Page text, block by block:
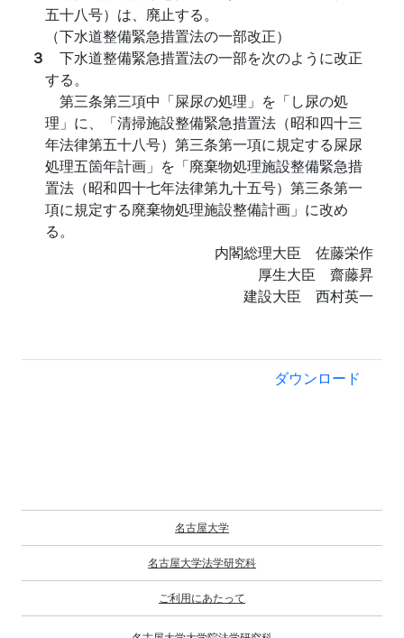
五十八号）は、廃止する。
（下水道整備緊急措置法の一部改正）
３ 下水道整備緊急措置法の一部を次のように改正
する。
第三条第三項中「屎尿の処理」を「し尿の処
理」に、「清掃施設整備緊急措置法（昭和四十三
年法律第五十八号）第三条第一項に規定する屎尿
処理五箇年計画」を「廃棄物処理施設整備緊急措
置法（昭和四十七年法律第九十五号）第三条第一
項に規定する廃棄物処理施設整備計画」に改め
る。
内閣総理大臣 佐藤栄作
厚生大臣 齋藤昇
建設大臣 西村英一
ダウンロード
名古屋大学
名古屋大学法学研究科
ご利用にあたって